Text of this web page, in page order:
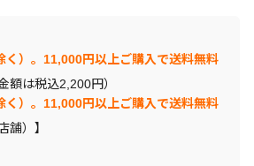
く）。11,000円以上ご購入で送料無料
額は税込2,200円）
く）。11,000円以上ご購入で送料無料
舗）】